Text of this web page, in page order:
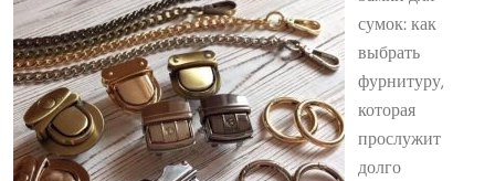
сумок: как
выбрать
фурнитуру,
которая
прослужит
долго